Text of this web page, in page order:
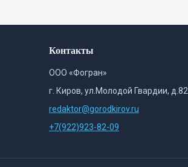
Контакты
ООО «Фогран»
г. Киров, ул.Молодой Гвардии, д.82
redaktor@gorodkirov.ru
+7(922)923-82-09